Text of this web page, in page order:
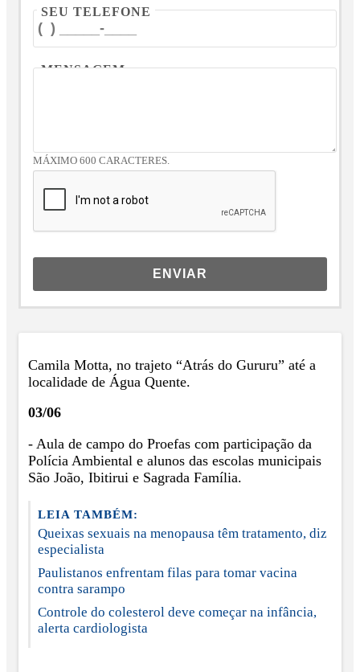
SEU TELEFONE
MENSAGEM
MÁXIMO 600 CARACTERES.
ENVIAR
Camila Motta, no trajeto “Atrás do Gururu” até a
localidade de Água Quente.
03/06
- Aula de campo do Proefas com participação da
Polícia Ambiental e alunos das escolas municipais
São João, Ibitirui e Sagrada Família.
LEIA TAMBÉM:
Queixas sexuais na menopausa têm tratamento, diz
especialista
Paulistanos enfrentam filas para tomar vacina
contra sarampo
Controle do colesterol deve começar na infância,
alerta cardiologista